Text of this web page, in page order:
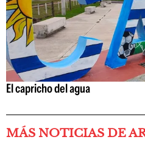
El capricho del agua
MÁS NOTICIAS DE